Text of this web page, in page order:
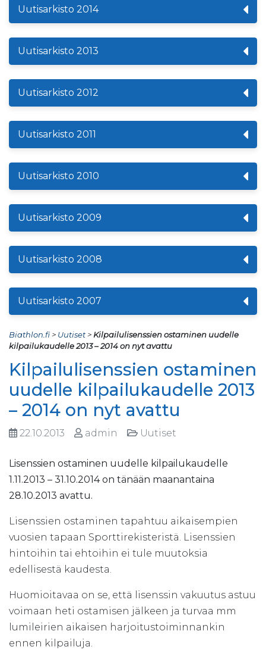
Uutisarkisto 2014
Uutisarkisto 2013
Uutisarkisto 2012
Uutisarkisto 2011
Uutisarkisto 2010
Uutisarkisto 2009
Uutisarkisto 2008
Uutisarkisto 2007
Biathlon.fi> Uutiset> Kilpailulisenssien ostaminen uudelle
kilpailukaudelle 2013 – 2014 on nyt avattu
Kilpailulisenssien ostaminen
uudelle kilpailukaudelle 2013
– 2014 on nyt avattu
22.10.2013 admin Uutiset
Lisenssien ostaminen uudelle kilpailukaudelle
1.11.2013 – 31.10.2014 on tänään maanantaina
28.10.2013 avattu.
Lisenssien ostaminen tapahtuu aikaisempien
vuosien tapaan Sporttirekisteristä. Lisenssien
hintoihin tai ehtoihin ei tule muutoksia
edellisestä kaudesta.
Huomioitavaa on se, että lisenssin vakuutus astuu
voimaan heti ostamisen jälkeen ja turvaa mm
lumileirien aikaisen harjoitustoiminnankin
ennen kilpailuja.